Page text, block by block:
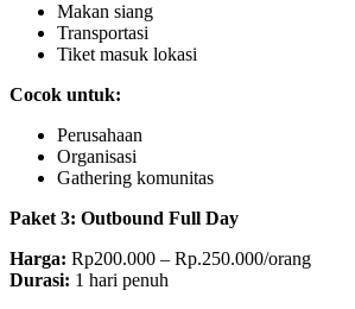
Makan siang
Transportasi
Tiket masuk lokasi
Cocok untuk:
Perusahaan
Organisasi
Gathering komunitas
Paket 3: Outbound Full Day
Harga: Rp200.000 – Rp.250.000/orang
Durasi: 1 hari penuh